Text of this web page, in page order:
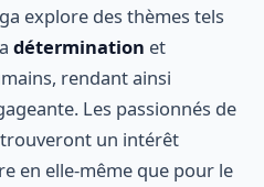
explore des thèmes tels
détermination et
rendant ainsi
Les passionnés de
un intérêt
en elle-même que pour le